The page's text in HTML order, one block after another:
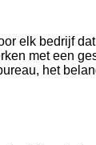
elk bedrijf
met een
het